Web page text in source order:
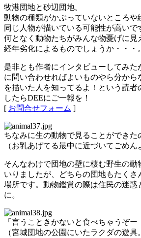
牧港団地と砂辺団地。
動物の種類がかぶっていないところや
同じ人物が描いている可能性が高いで
何となく動物たちがみんな物憂げに見
経年劣化によるものでしょうか・・・。
是非とも作者にインタビューしてみた
に問い合わせればよいものやら分から
を描いた人を知ってるよ！という読者
したらDEEにご一報を！
[ お問合せフォーム ]
ちなみに生の動物で見ることができた
（お乳あげてる最中に近づいてごめん
そんなわけで団地の壁に棲む野生の動
いりましたが、どちらの団地もたくさ
場所です。動物鑑賞の際は住民の迷惑
に。
「言うこときかないと食べちゃうぞー
（宮城団地の公園にいたラクダの遊具